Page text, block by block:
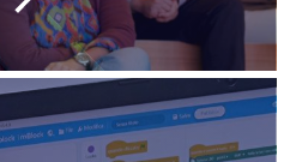
Immagine